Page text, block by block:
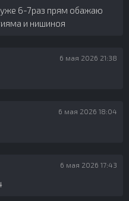
6-7раз прям обажаю
и нишиноя
6 мая 2026 21:38
6 мая 2026 18:04
6 мая 2026 17:43